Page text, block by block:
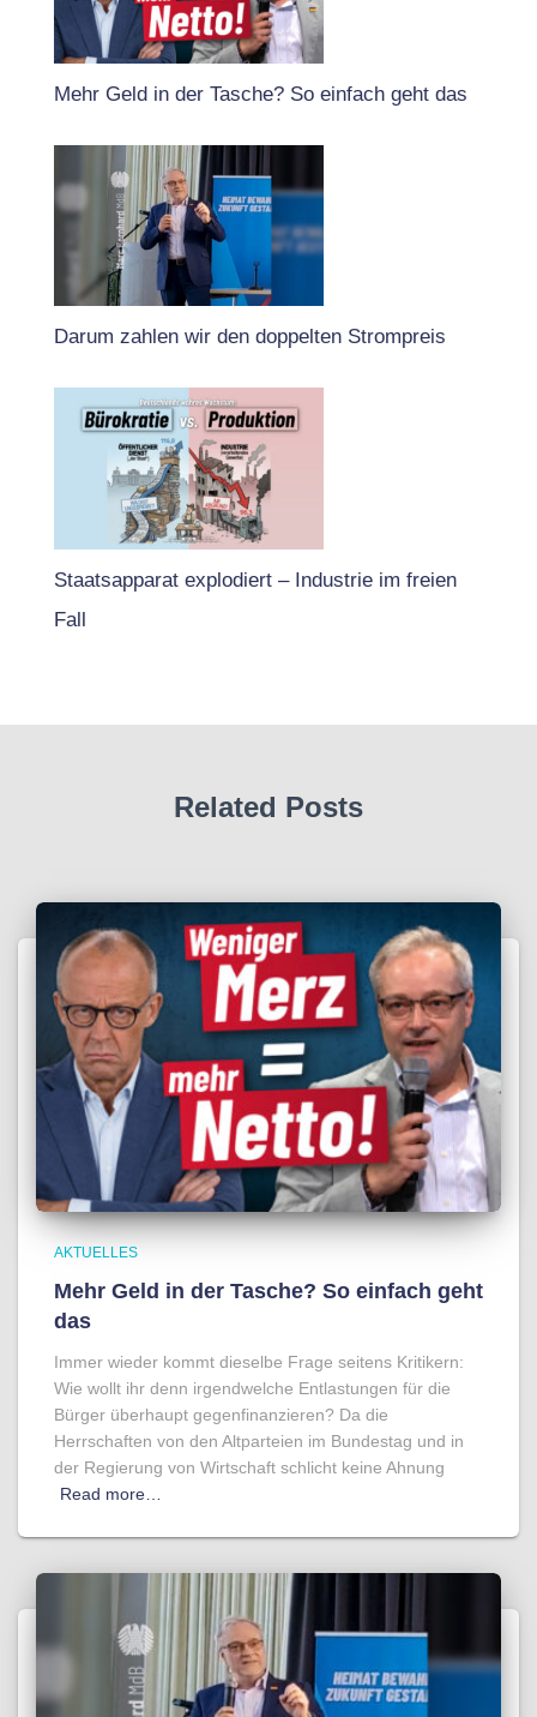
Mehr Geld in der Tasche? So einfach geht das
Darum zahlen wir den doppelten Strompreis
Staatsapparat explodiert – Industrie im freien
Fall
Related Posts
AKTUELLES
Mehr Geld in der Tasche? So einfach geht
das
Immer wieder kommt dieselbe Frage seitens Kritikern:
Wie wollt ihr denn irgendwelche Entlastungen für die
Bürger überhaupt gegenfinanzieren? Da die
Herrschaften von den Altparteien im Bundestag und in
der Regierung von Wirtschaft schlicht keine Ahnung
Read more…